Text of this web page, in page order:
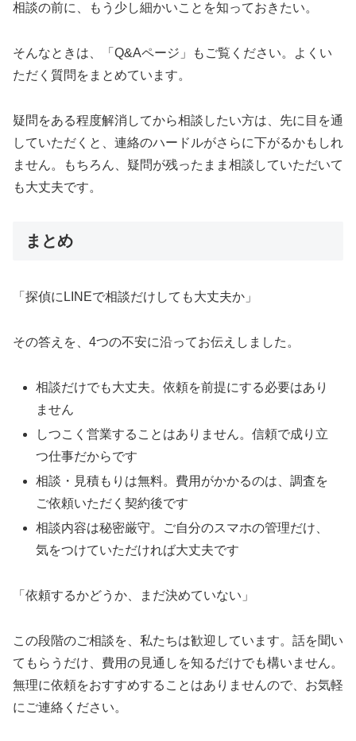
相談の前に、もう少し細かいことを知っておきたい。
そんなときは、「Q&Aページ」もご覧ください。よくい
ただく質問をまとめています。
疑問をある程度解消してから相談したい方は、先に目を通
していただくと、連絡のハードルがさらに下がるかもしれ
ません。もちろん、疑問が残ったまま相談していただいて
も大丈夫です。
まとめ
「探偵にLINEで相談だけしても大丈夫か」
その答えを、4つの不安に沿ってお伝えしました。
相談だけでも大丈夫。依頼を前提にする必要はあり
ません
しつこく営業することはありません。信頼で成り立
つ仕事だからです
相談・見積もりは無料。費用がかかるのは、調査を
ご依頼いただく契約後です
相談内容は秘密厳守。ご自分のスマホの管理だけ、
気をつけていただければ大丈夫です
「依頼するかどうか、まだ決めていない」
この段階のご相談を、私たちは歓迎しています。話を聞い
てもらうだけ、費用の見通しを知るだけでも構いません。
無理に依頼をおすすめすることはありませんので、お気軽
にご連絡ください。